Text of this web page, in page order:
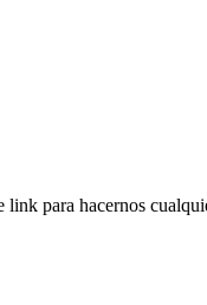
link para hacernos